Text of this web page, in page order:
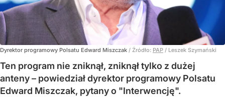
Dyrektor programowy Polsatu Edward Miszczak / Źródło: PAP / Leszek Szymański
Ten program nie zniknął, zniknął tylko z dużej
anteny – powiedział dyrektor programowy Polsatu
Edward Miszczak, pytany o "Interwencję".